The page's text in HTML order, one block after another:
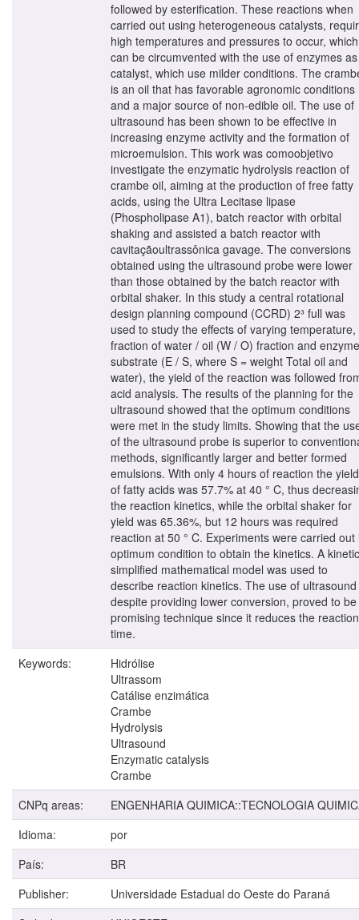
followed by esterification. These reactions when
carried out using heterogeneous catalysts,
high temperatures and pressures to occur, which
can be circumvented with the use of enzymes
catalyst, which use milder conditions. The
is an oil that has favorable agronomic conditions
and a major source of non-edible oil. The use of
ultrasound has been shown to be effective in
increasing enzyme activity and the formation of
microemulsion. This work was comoobjetivo
investigate the enzymatic hydrolysis reaction of
crambe oil, aiming at the production of free fatty
acids, using the Ultra Lecitase lipase
(Phospholipase A1), batch reactor with orbital
shaking and assisted a batch reactor with
cavitaçãoultrassônica gavage. The conversions
obtained using the ultrasound probe were lower
than those obtained by the batch reactor with
orbital shaker. In this study a central rotational
design planning compound (CCRD) 2³ full was
used to study the effects of varying temperature,
fraction of water / oil (W / O) fraction and
substrate (E / S, where S = weight Total oil and
water), the yield of the reaction was followed
acid analysis. The results of the planning for the
ultrasound showed that the optimum conditions
were met in the study limits. Showing that the
of the ultrasound probe is superior to
methods, significantly larger and better formed
emulsions. With only 4 hours of reaction the yield
of fatty acids was 57.7% at 40 ° C, thus
the reaction kinetics, while the orbital shaker for
yield was 65.36%, but 12 hours was required
reaction at 50 ° C. Experiments were carried out
optimum condition to obtain the kinetics. A kinetic
simplified mathematical model was used to
describe reaction kinetics. The use of ultrasound
despite providing lower conversion, proved to
promising technique since it reduces the reaction
time.
Keywords:
Hidrólise
Ultrassom
Catálise enzimática
Crambe
Hydrolysis
Ultrasound
Enzymatic catalysis
Crambe
CNPq areas:
ENGENHARIA QUIMICA::TECNOLOGIA
Idioma:
por
País:
BR
Publisher:
Universidade Estadual do Oeste do Paraná